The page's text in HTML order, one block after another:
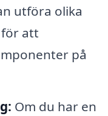
utföra olika
att
på
Om du har en